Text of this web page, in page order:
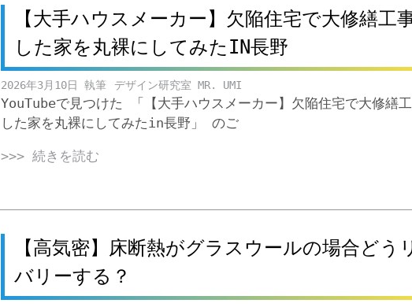
【大手ハウスメーカー】欠陥住宅で大修繕工
した家を丸裸にしてみたIN長野
2026年3月10日 デザイン研究室 MR. UMI
YouTubeで見つけた 「【大手ハウスメーカー】欠陥住宅で大修繕
した家を丸裸にしてみたin長野」 のご
>>> 続きを読む
【高気密】床断熱がグラスウールの場合どう
バリーする？